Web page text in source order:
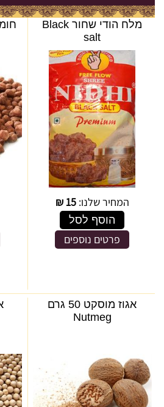
מלח הודי שחור Black
salt
המחיר שלנו:15
₪
הוסף לסל
פרטים נוספים
אגוז מוסקט 50 גרם
Nutmeg